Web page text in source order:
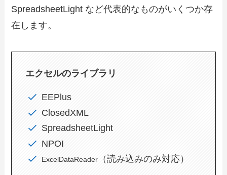
SpreadsheetLight など代表的なものがいくつか存
在します。
エクセルのライブラリ
EEPlus
ClosedXML
SpreadsheetLight
NPOI
ExcelDataReader（読み込みのみ対応）